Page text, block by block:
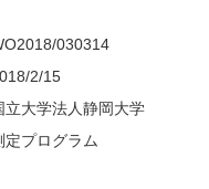
030314
2/15
立大学法人静岡大学
プログラム